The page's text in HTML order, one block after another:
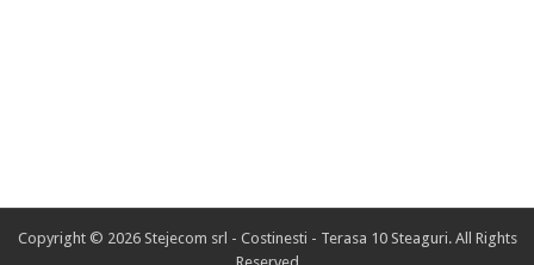
Copyright © 2026 Stejecom srl - Costinesti - Terasa 10 Steaguri. All Rights